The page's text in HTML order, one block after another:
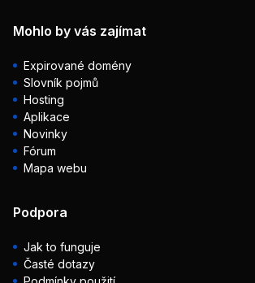
Mohlo by vás zajímat
Expirované domény
Slovník pojmů
Hosting
Aplikace
Novinky
Fórum
Mapa webu
Podpora
Jak to funguje
Časté dotazy